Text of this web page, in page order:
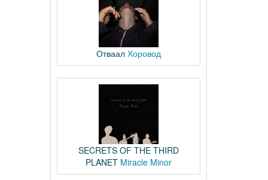
Отваал Хоровод
SECRETS OF THE THIRD
PLANET Miracle Minor